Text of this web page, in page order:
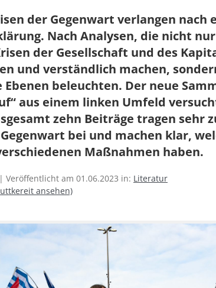
der Gegenwart verlangen nach
Nach Analysen, die nicht
der Gesellschaft und des
und verständlich machen,
beleuchten. Der neue
aus einem linken Umfeld
zehn Beiträge tragen sehr
bei und machen klar,
Maßnahmen haben.
| Veröffentlicht am 01.06.2023 in: Literatur
ansehen)